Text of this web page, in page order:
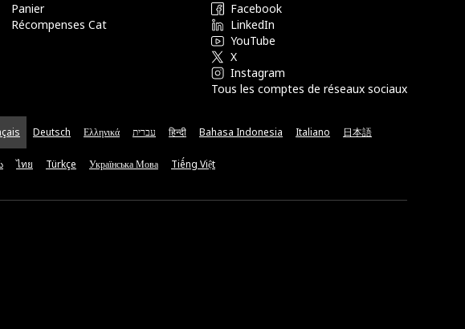
Panier
Récompenses Cat
Facebook
LinkedIn
YouTube
X
Instagram
Tous les comptes de réseaux sociaux
Deutsch Ελληνικά עברית हिन्दी Bahasa Indonesia Italiano 日本語
ไทย Türkçe Українська Мова Tiếng Việt